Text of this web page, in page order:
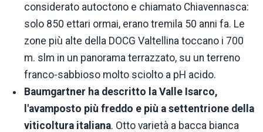
considerato autoctono e chiamato Chiavennasca:
solo 850 ettari ormai, erano tremila 50 anni fa. Le
zone più alte della DOCG Valtellina toccano i 700
m. slm in un panorama terrazzato, su un terreno
franco-sabbioso molto sciolto a pH acido.
Baumgartner ha descritto la Valle Isarco,
l'avamposto più freddo e più a settentrione della
viticoltura italiana. Otto varietà a bacca bianca